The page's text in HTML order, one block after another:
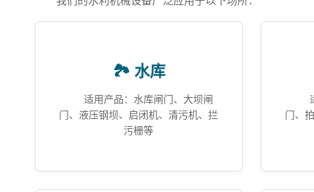
🏞️ 水库
适用产品：水库闸门、大坝闸
门、液压钢坝、启闭机、清污机、拦
污栅等
门、